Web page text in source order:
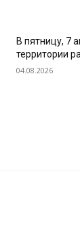
В пятницу, 7
территории
04.08.2026